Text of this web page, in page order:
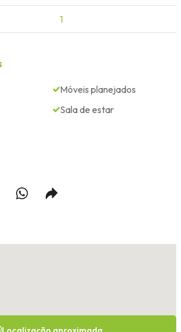
1
Móveis planejados
Sala de estar